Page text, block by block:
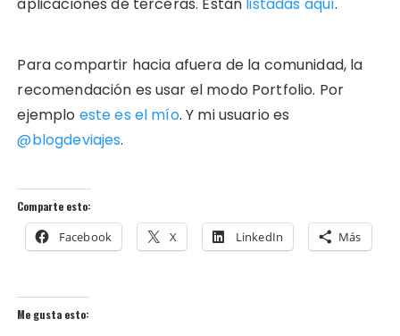
aplicaciones de terceras. Están listadas aquí.
Para compartir hacia afuera de la comunidad, la
recomendación es usar el modo Portfolio. Por
ejemplo este es el mío. Y mi usuario es
@blogdeviajes.
Comparte esto:
Facebook X LinkedIn Más
Me gusta esto: